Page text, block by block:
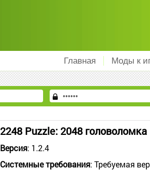
Главная Моды к
2248 Puzzle: 2048 головоломка
Версия: 1.2.4
Системные требования: Требуемая